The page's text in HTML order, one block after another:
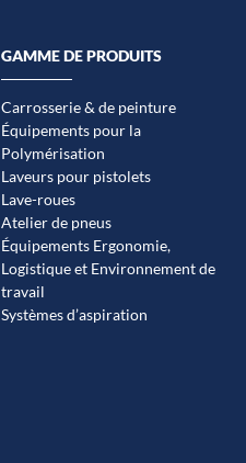
GAMME DE PRODUITS
Carrosserie & de peinture
Équipements pour la
Polymérisation
Laveurs pour pistolets
Lave-roues
Atelier de pneus
Équipements Ergonomie,
Logistique et Environnement de
travail
Systèmes d’aspiration